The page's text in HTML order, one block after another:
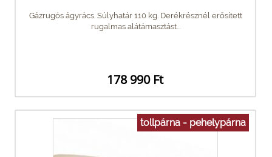
Gázrugós ágyrács. Súlyhatár 110 kg. Derékrésznél erősített
rugalmas alátámasztást...
178 990 Ft
tollpárna - pehelypárna